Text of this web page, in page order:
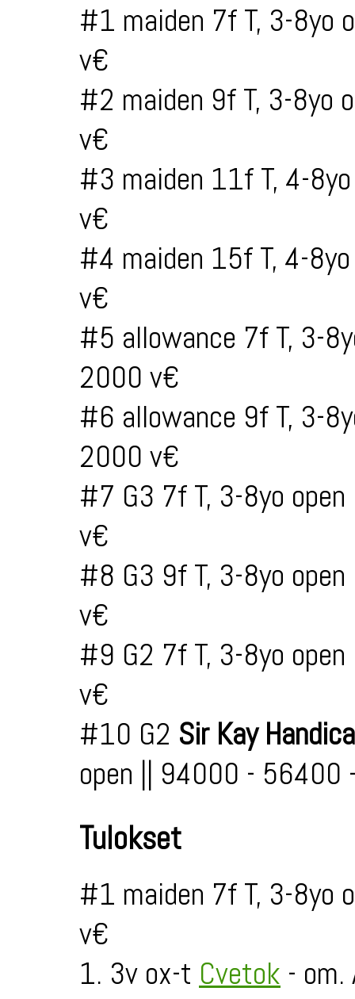
#1 maiden 7f T, 3-
v€
#2 maiden 9f T, 3-
v€
#3 maiden 11f T, 4-
v€
#4 maiden 15f T, 4-
v€
#5 allowance 7f T, 3-
2000 v€
#6 allowance 9f T, 3-
2000 v€
#7 G3 7f T, 3-8yo
v€
#8 G3 9f T, 3-8yo
v€
#9 G2 7f T, 3-8yo
v€
#10 G2 Sir Kay
open || 94000 -
Tulokset
#1 maiden 7f T, 3-
v€
1. 3v ox-t Cvetok - om.